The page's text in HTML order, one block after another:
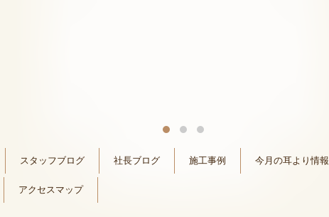
スタッフブログ 社長ブログ 施工事例 今月の耳より情報
アクセスマップ